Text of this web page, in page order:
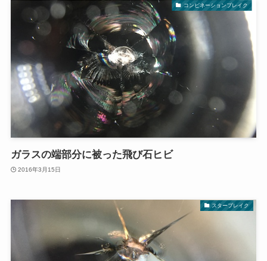
コンビネーションブレイク
ガラスの端部分に被った飛び石ヒビ
2016年3月15日
スターブレイク